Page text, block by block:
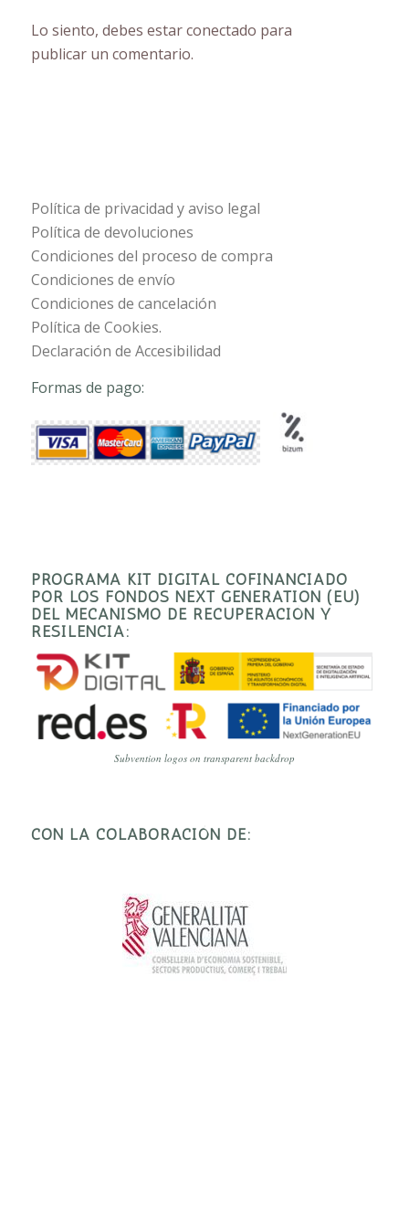
Lo siento, debes estarconectado para
publicar un comentario.
Política de privacidad y aviso legal
Política de devoluciones
Condiciones del proceso de compra
Condiciones de envío
Condiciones de cancelación
Política de Cookies.
Declaración de Accesibilidad
Formas de pago:
PROGRAMA KIT DIGITAL COFINANCIADO
POR LOS FONDOS NEXT GENERATION (EU)
DEL MECANISMO DE RECUPERACIÓN Y
RESILENCIA:
Subvention logos on transparent backdrop
CON LA COLABORACIÓN DE: